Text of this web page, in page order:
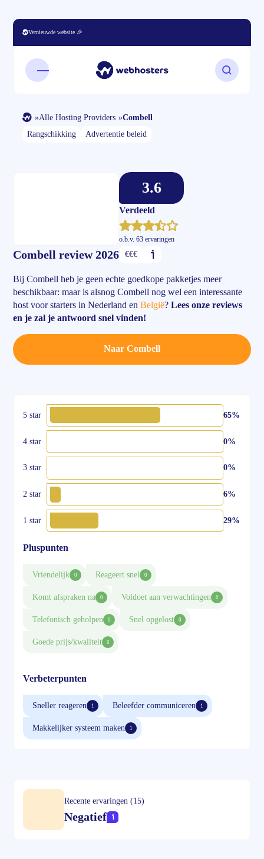
Vernieuwde website 🎉
Open mobiel menu Zoeken
»Alle Hosting Providers »Combell
Rangschikking
Advertentie beleid
Combell review 2026 €€€
Bij Combell heb je geen echte goedkope pakketjes meer
beschikbaar: maar is alsnog Combell nog wel een interessante
host voor starters in Nederland enBelgië?Lees onze reviews
en je zal je antwoord snel vinden!
Verdeeld
o.b.v. 63 ervaringen
3.6
Naar Combell
5 star 65%
4 star 0%
3 star 0%
2 star 6%
1 star 29%
Pluspunten
Vriendelijk 0 Reageert snel 0
Komt afspraken na 0 Voldoet aan verwachtingen 0
Telefonisch geholpen 0 Snel opgelost 0
Goede prijs/kwaliteit 0
Verbeterpunten
Sneller reageren 1 Beleefder communiceren 1
Makkelijker systeem maken 1
Recente ervaringen (15)
Negatief